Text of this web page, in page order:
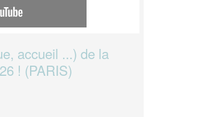
accueil ...) de la
! (PARIS)